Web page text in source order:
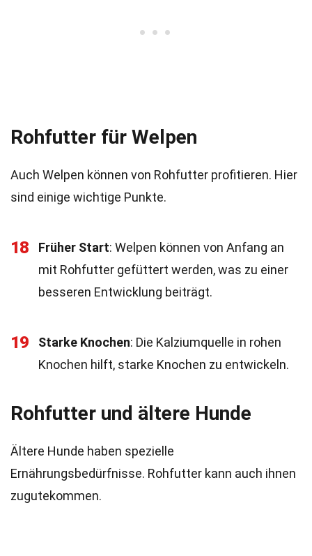
Rohfutter für Welpen
Auch Welpen können von Rohfutter profitieren. Hier
sind einige wichtige Punkte.
18 Früher Start: Welpen können von Anfang an
mit Rohfutter gefüttert werden, was zu einer
besseren Entwicklung beiträgt.
19 Starke Knochen: Die Kalziumquelle in rohen
Knochen hilft, starke Knochen zu entwickeln.
Rohfutter und ältere Hunde
Ältere Hunde haben spezielle
Ernährungsbedürfnisse. Rohfutter kann auch ihnen
zugutekommen.